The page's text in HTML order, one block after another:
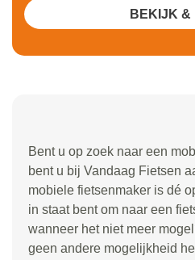
Bent u op zoek naar een
bent u bij Vandaag Fietsen
mobiele fietsenmaker is dé
in staat bent om naar een
wanneer het niet meer
geen andere mogelijkheid
BEKIJK &